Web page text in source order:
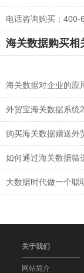
电话咨询购买：400-
海关数据购买相
海关数据对企业的应
外贸宝海关数据系统
购买海关数据赠送外
如何通过海关数据筛
大数据时代做一个聪
关于我们
网站简介